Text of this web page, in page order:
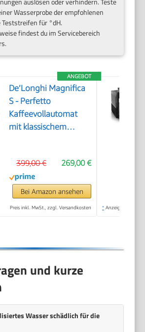
Wasserprobe der empfohlenen
für °dH.
findest du im Servicebereich
ANGEBOT
De’Longhi Magnifica
S - Perfetto
Kaffeevollautomat
mit klassischem
Cappuccino
Kaffeemaschine,
Bedienfeld mit
Tasten, Schwarz
269,00 €
399,00 €
Bei Amazon ansehen
Preis inkl. MwSt., zzgl. Versandkosten * Anzeige
und kurze
Wasser schädlich für die